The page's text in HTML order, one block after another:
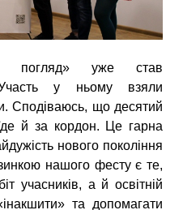
погляд» уже став
Участь у ньому взяли
Сподіваюсь, що десятий
й за кордон. Це гарна
нового покоління
нашого фесту є те,
учасників, а й освітній
та допомагати